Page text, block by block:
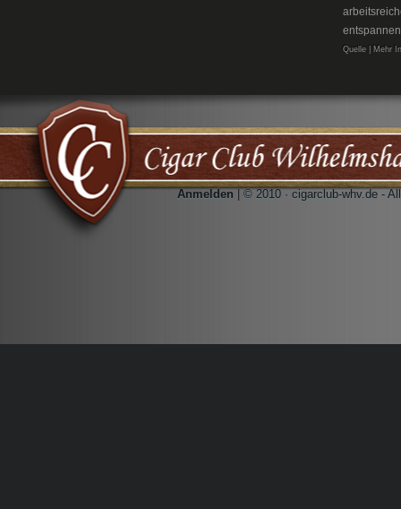
Quelle | Mehr
Anmelden | © 2010 · cigarclub-whv.de -